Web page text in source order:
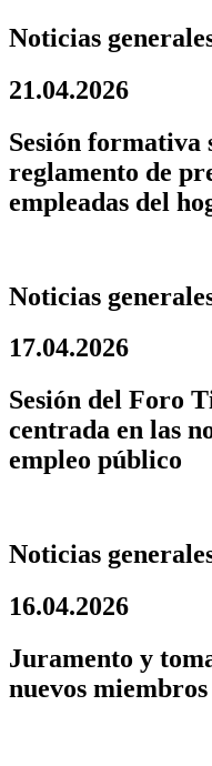
Noticias
21.04.2026
Sesión formativa
reglamento de
empleadas del
Noticias
17.04.2026
Sesión del Foro
centrada en las
empleo público
Noticias
16.04.2026
Juramento y
nuevos